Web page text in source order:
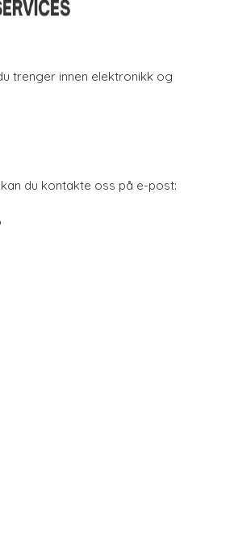
trenger innen elektronikk og
du kontakte oss på e-post: